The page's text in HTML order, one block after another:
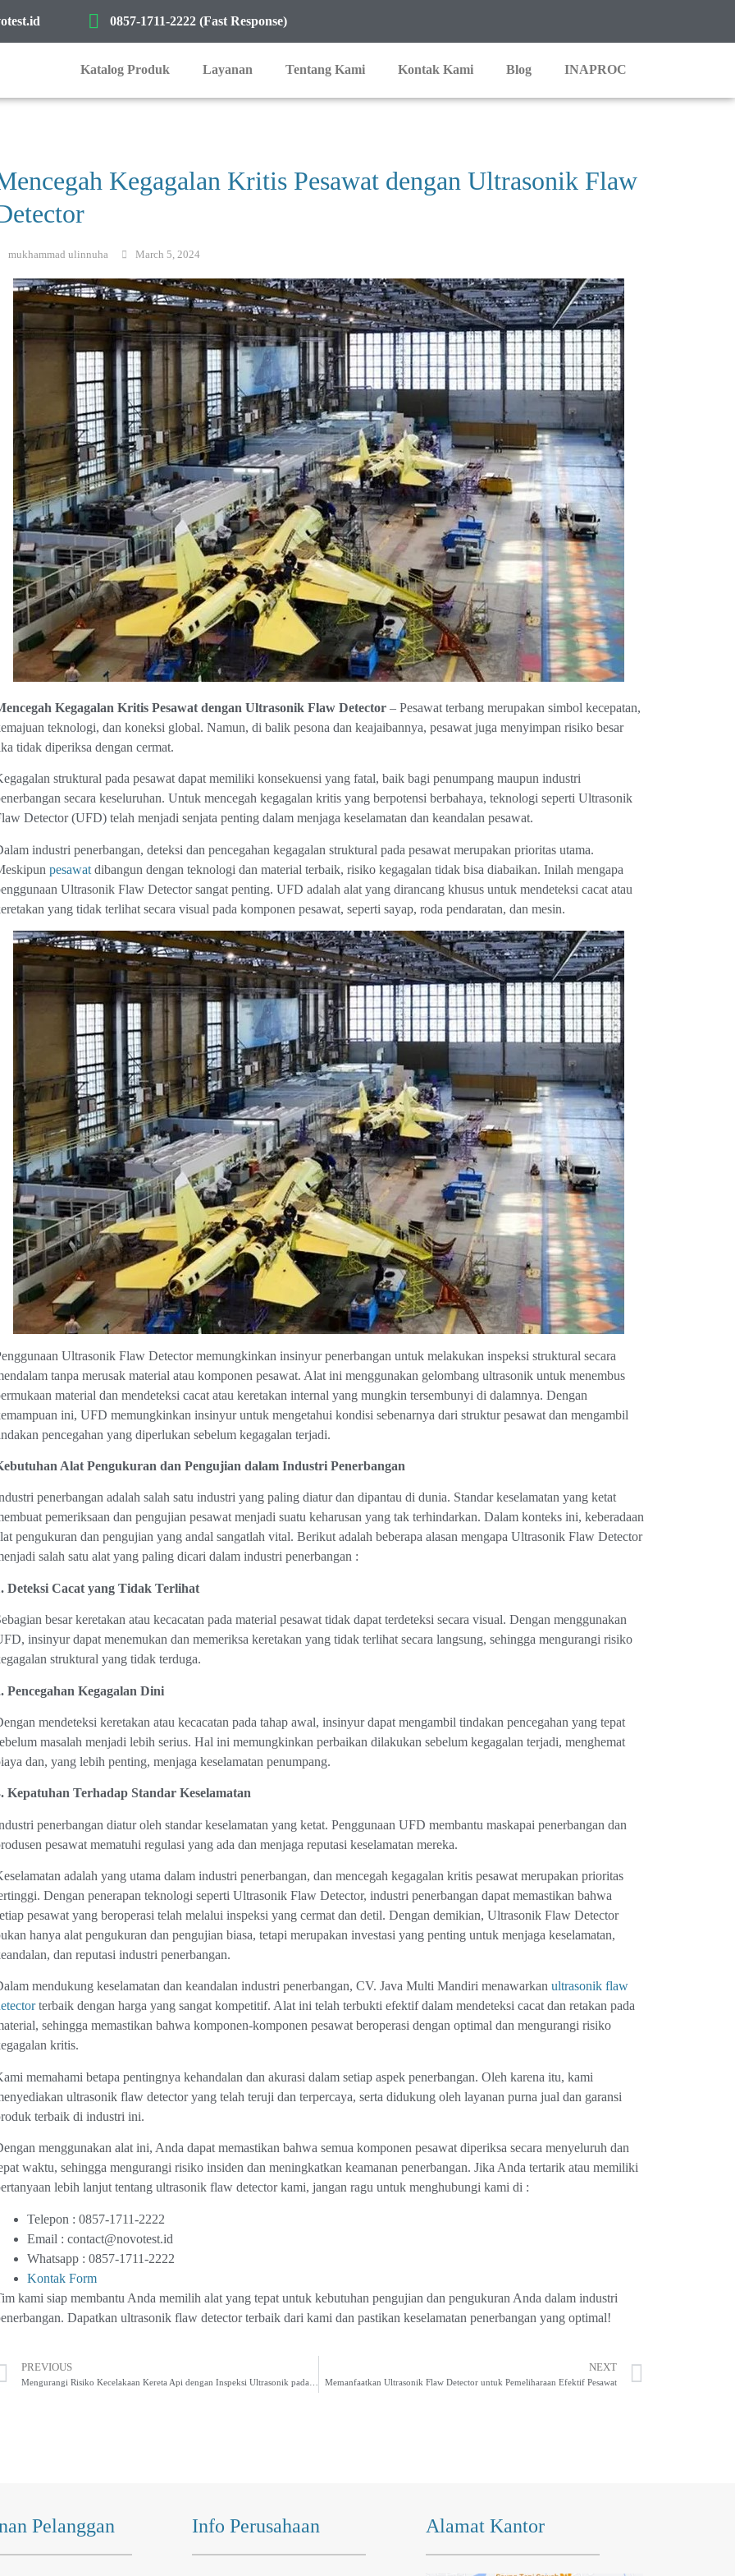
0857-1711-2222 (Fast Response)
Katalog Produk Layanan Tentang Kami Kontak Kami Blog INAPROC
Kegagalan Kritis Pesawat dengan Ultrasonik Flaw
mukhammad ulinnuha March 5, 2024
Kegagalan Kritis Pesawat dengan Ultrasonik Flaw Detector– Pesawat terbang merupakan simbol kecepatan,
teknologi, dan koneksi global. Namun, di balik pesona dan keajaibannya, pesawat juga menyimpan risiko besar
tidak diperiksa dengan cermat.
struktural pada pesawat dapat memiliki konsekuensi yang fatal, baik bagi penumpang maupun industri
secara keseluruhan. Untuk mencegah kegagalan kritis yang berpotensi berbahaya, teknologi seperti Ultrasonik
Detector (UFD) telah menjadi senjata penting dalam menjaga keselamatan dan keandalan pesawat.
industri penerbangan, deteksi dan pencegahan kegagalan struktural pada pesawat merupakan prioritas utama.
pesawatdibangun dengan teknologi dan material terbaik, risiko kegagalan tidak bisa diabaikan. Inilah mengapa
Ultrasonik Flaw Detector sangat penting. UFD adalah alat yang dirancang khusus untuk mendeteksi cacat atau
yang tidak terlihat secara visual pada komponen pesawat, seperti sayap, roda pendaratan, dan mesin.
Ultrasonik Flaw Detector memungkinkan insinyur penerbangan untuk melakukan inspeksi struktural secara
tanpa merusak material atau komponen pesawat. Alat ini menggunakan gelombang ultrasonik untuk menembus
material dan mendeteksi cacat atau keretakan internal yang mungkin tersembunyi di dalamnya. Dengan
ini, UFD memungkinkan insinyur untuk mengetahui kondisi sebenarnya dari struktur pesawat dan mengambil
pencegahan yang diperlukan sebelum kegagalan terjadi.
Alat Pengukuran dan Pengujian dalam Industri Penerbangan
penerbangan adalah salah satu industri yang paling diatur dan dipantau di dunia. Standar keselamatan yang ketat
pemeriksaan dan pengujian pesawat menjadi suatu keharusan yang tak terhindarkan. Dalam konteks ini, keberadaan
pengukuran dan pengujian yang andal sangatlah vital. Berikut adalah beberapa alasan mengapa Ultrasonik Flaw Detector
salah satu alat yang paling dicari dalam industri penerbangan :
Deteksi Cacat yang Tidak Terlihat
besar keretakan atau kecacatan pada material pesawat tidak dapat terdeteksi secara visual. Dengan menggunakan
insinyur dapat menemukan dan memeriksa keretakan yang tidak terlihat secara langsung, sehingga mengurangi risiko
struktural yang tidak terduga.
Pencegahan Kegagalan Dini
mendeteksi keretakan atau kecacatan pada tahap awal, insinyur dapat mengambil tindakan pencegahan yang tepat
masalah menjadi lebih serius. Hal ini memungkinkan perbaikan dilakukan sebelum kegagalan terjadi, menghemat
dan, yang lebih penting, menjaga keselamatan penumpang.
Kepatuhan Terhadap Standar Keselamatan
penerbangan diatur oleh standar keselamatan yang ketat. Penggunaan UFD membantu maskapai penerbangan dan
pesawat mematuhi regulasi yang ada dan menjaga reputasi keselamatan mereka.
adalah yang utama dalam industri penerbangan, dan mencegah kegagalan kritis pesawat merupakan prioritas
Dengan penerapan teknologi seperti Ultrasonik Flaw Detector, industri penerbangan dapat memastikan bahwa
pesawat yang beroperasi telah melalui inspeksi yang cermat dan detil. Dengan demikian, Ultrasonik Flaw Detector
hanya alat pengukuran dan pengujian biasa, tetapi merupakan investasi yang penting untuk menjaga keselamatan,
dan reputasi industri penerbangan.
mendukung keselamatan dan keandalan industri penerbangan, CV. Java Multi Mandiri menawarkan ultrasonik flaw
terbaik dengan harga yang sangat kompetitif. Alat ini telah terbukti efektif dalam mendeteksi cacat dan retakan pada
sehingga memastikan bahwa komponen-komponen pesawat beroperasi dengan optimal dan mengurangi risiko
kritis.
memahami betapa pentingnya kehandalan dan akurasi dalam setiap aspek penerbangan. Oleh karena itu, kami
ultrasonik flaw detector yang telah teruji dan terpercaya, serta didukung oleh layanan purna jual dan garansi
terbaik di industri ini.
menggunakan alat ini, Anda dapat memastikan bahwa semua komponen pesawat diperiksa secara menyeluruh dan
waktu, sehingga mengurangi risiko insiden dan meningkatkan keamanan penerbangan. Jika Anda tertarik atau memiliki
lebih lanjut tentang ultrasonik flaw detector kami, jangan ragu untuk menghubungi kami di :
Telepon : 0857-1711-2222
Email : contact@novotest.id
Whatsapp : 0857-1711-2222
Kontak Form
kami siap membantu Anda memilih alat yang tepat untuk kebutuhan pengujian dan pengukuran Anda dalam industri
Dapatkan ultrasonik flaw detector terbaik dari kami dan pastikan keselamatan penerbangan yang optimal!
PREVIOUS NEXT
Memanfaatkan Ultrasonik Flaw Detector untuk Pemeliharaan Efektif Pesawat
Pelanggan Info Perusahaan Alamat Kantor